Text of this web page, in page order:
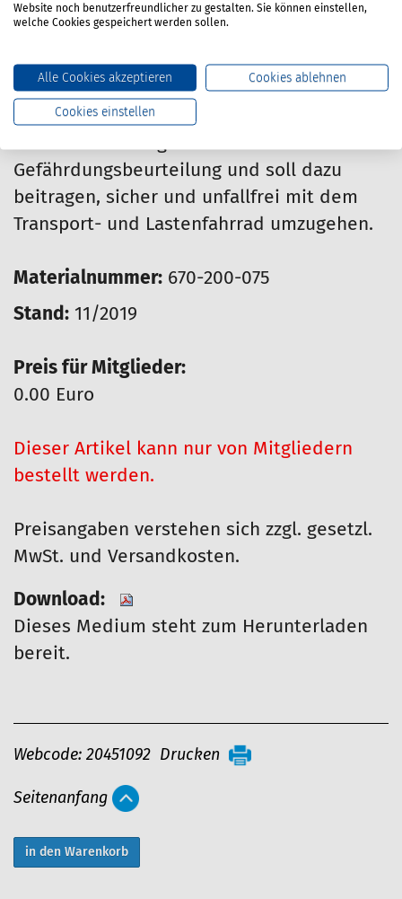
Einsatz sowie
Lastenfahrrädern.
Die 44seitige DIN A 4-Broschüre unterstützt
Gefährdungsbeurteilung und soll dazu
beitragen, sicher und unfallfrei mit dem
Transport- und Lastenfahrrad umzugehen.
Materialnummer: 670-200-075
Stand: 11/2019
Preis für Mitglieder:
0.00 Euro
Dieser Artikel kann nur von Mitgliedern
bestellt werden.
Preisangaben verstehen sich zzgl. gesetzl.
MwSt. und Versandkosten.
Download:
Dieses Medium steht zum Herunterladen
bereit.
A
t
i
Webcode: 20451092 Drucken
Seitenanfang
Website noch benutzerfreundlicher zu gestalten. Sie können einstellen,
welche Cookies gespeichert werden sollen.
Alle Cookies akzeptieren Cookies ablehnen
Cookies einstellen